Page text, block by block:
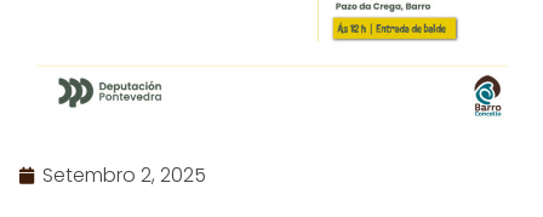
Setembro 2, 2025